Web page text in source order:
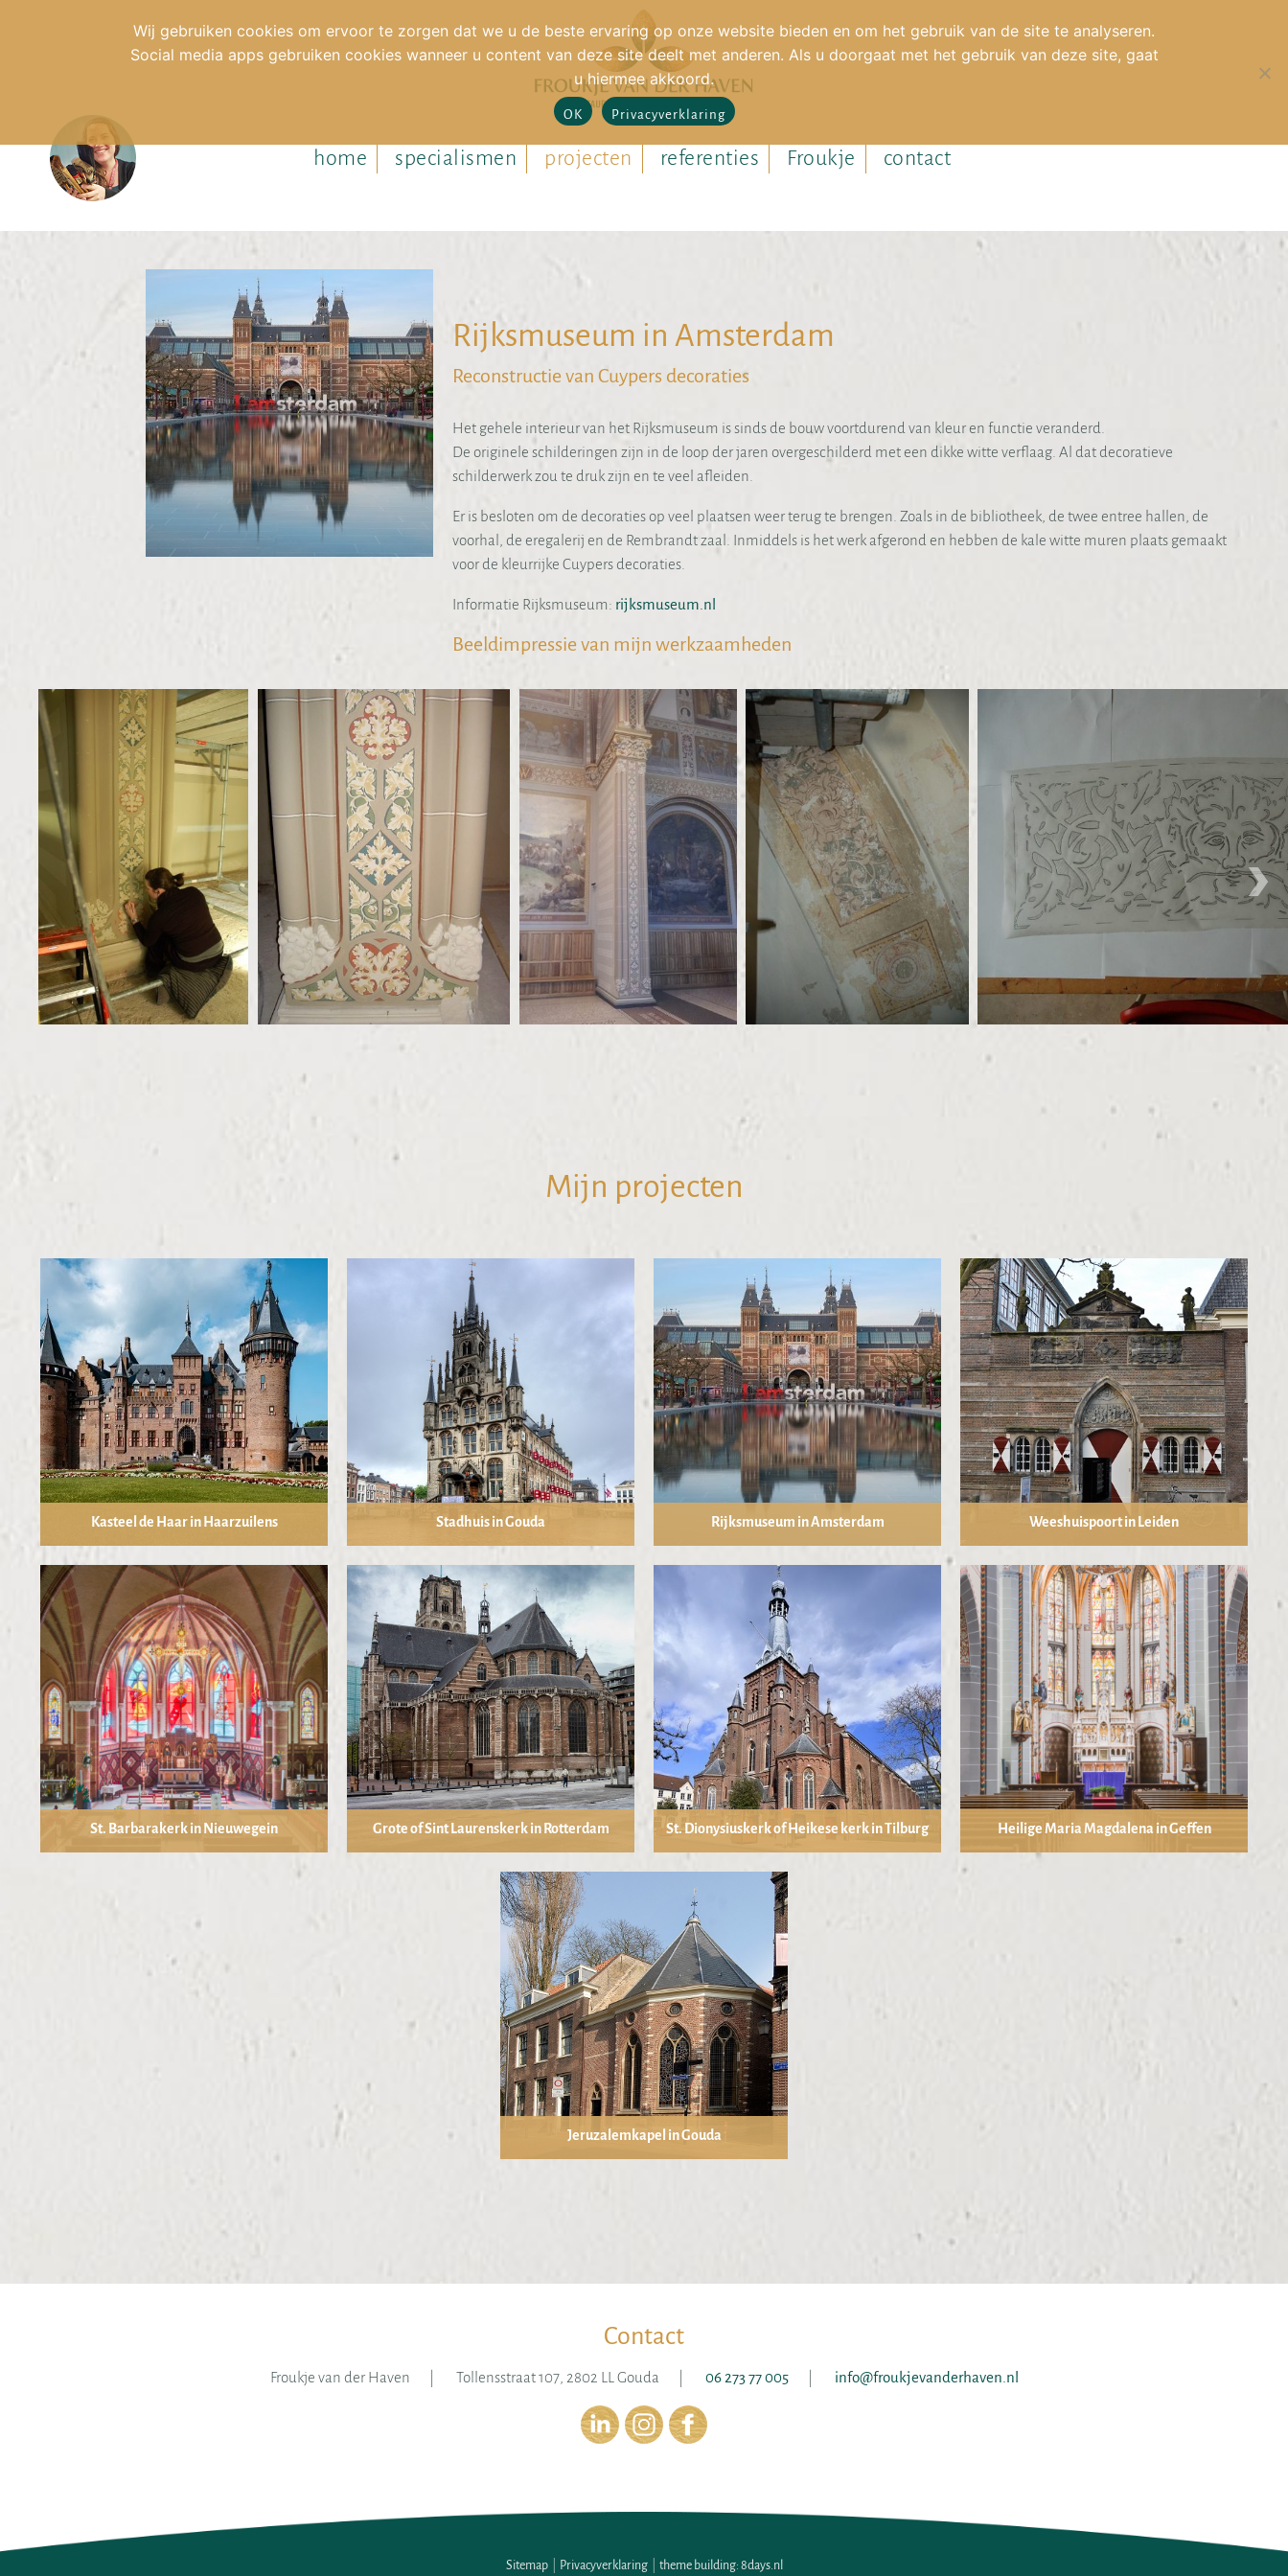
home specialismen projecten referenties Froukje contact
Rijksmuseum in Amsterdam
Reconstructie van Cuypers decoraties
Het gehele interieur van het Rijksmuseum is sinds de bouw voortdurend van kleur en functie veranderd.
De originele schilderingen zijn in de loop der jaren overgeschilderd met een dikke witte verflaag. Al dat decoratieve
schilderwerk zou te druk zijn en te veel afleiden.
Er is besloten om de decoraties op veel plaatsen weer terug te brengen. Zoals in de bibliotheek, de twee entree hallen, de
voorhal, de eregalerij en de Rembrandt zaal. Inmiddels is het werk afgerond en hebben de kale witte muren plaats gemaakt
voor de kleurrijke Cuypers decoraties.
Informatie Rijksmuseum: rijksmuseum.nl
Beeldimpressie van mijn werkzaamheden
Mijn projecten
Kasteel de Haar in Haarzuilens Stadhuis in Gouda Rijksmuseum in Amsterdam Weeshuispoort in Leiden
St. Barbarakerk in Nieuwegein Grote of Sint Laurenskerk in Rotterdam St. Dionysiuskerk of Heikese kerk in Tilburg Heilige Maria Magdalena in Geffen
Jeruzalemkapel in Gouda
Contact
Froukje van der Haven Tollensstraat 107, 2802 LL Gouda 06 273 77 005 info@froukjevanderhaven.nl
Sitemap| Privacyverklaring| theme building: 8days.nl
Wij gebruiken cookies om ervoor te zorgen dat we u de beste ervaring op onze website bieden en om het gebruik van de site te analyseren.
Social media apps gebruiken cookies wanneer u content van deze site deelt met anderen. Als u doorgaat met het gebruik van deze site, gaat
u hiermee akkoord.
OK Privacyverklaring